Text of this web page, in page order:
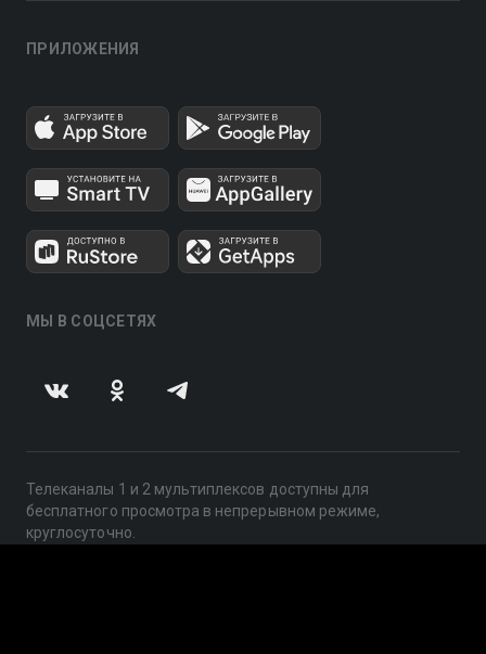
ПРИЛОЖЕНИЯ
МЫ В СОЦСЕТЯХ
Телеканалы 1 и 2 мультиплексов доступны для
бесплатного просмотра в непрерывном режиме,
круглосуточно.